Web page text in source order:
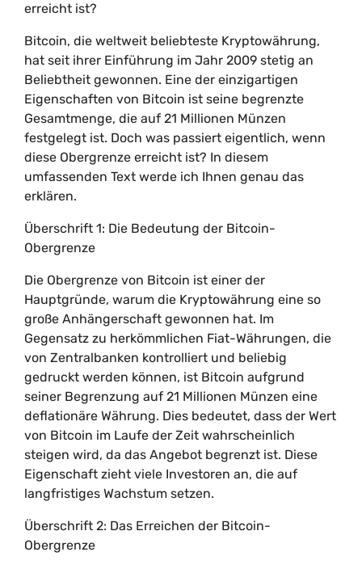
erreicht ist?
Bitcoin, die weltweit beliebteste Kryptowährung,
hat seit ihrer Einführung im Jahr 2009 stetig an
Beliebtheit gewonnen. Eine der einzigartigen
Eigenschaften von Bitcoin ist seine begrenzte
Gesamtmenge, die auf 21 Millionen Münzen
festgelegt ist. Doch was passiert eigentlich, wenn
diese Obergrenze erreicht ist? In diesem
umfassenden Text werde ich Ihnen genau das
erklären.
Überschrift 1: Die Bedeutung der Bitcoin-
Obergrenze
Die Obergrenze von Bitcoin ist einer der
Hauptgründe, warum die Kryptowährung eine so
große Anhängerschaft gewonnen hat. Im
Gegensatz zu herkömmlichen Fiat-Währungen, die
von Zentralbanken kontrolliert und beliebig
gedruckt werden können, ist Bitcoin aufgrund
seiner Begrenzung auf 21 Millionen Münzen eine
deflationäre Währung. Dies bedeutet, dass der Wert
von Bitcoin im Laufe der Zeit wahrscheinlich
steigen wird, da das Angebot begrenzt ist. Diese
Eigenschaft zieht viele Investoren an, die auf
langfristiges Wachstum setzen.
Überschrift 2: Das Erreichen der Bitcoin-
Obergrenze